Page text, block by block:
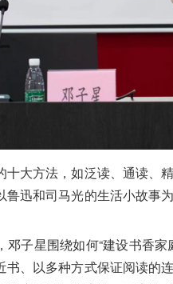
十大方法，如泛读、通读、
鲁迅和司马光的生活小故事
子星围绕如何“建设书香
书、以多种方式保证阅读的